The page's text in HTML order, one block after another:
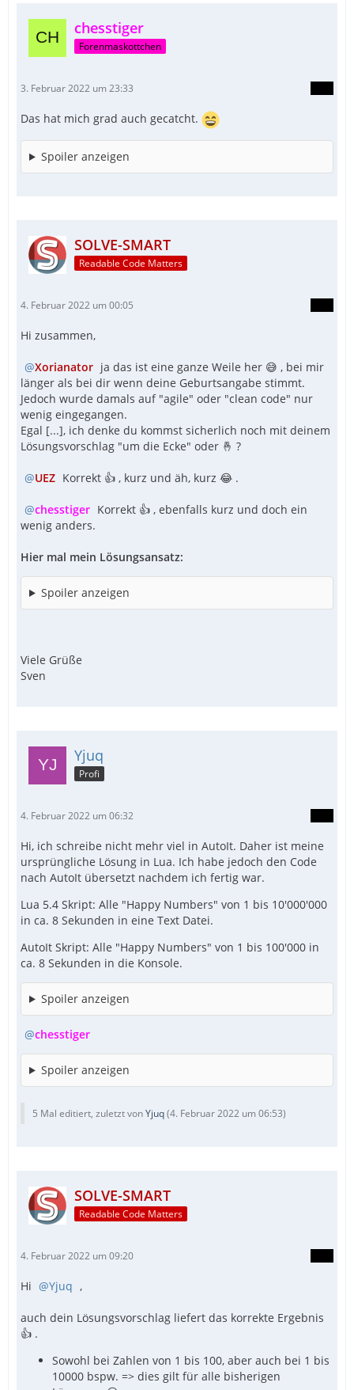
chesstiger
Forenmaskottchen
3. Februar 2022 um 23:33
Das hat mich grad auch gecatcht.
Spoiler anzeigen
SOLVE-SMART
Readable Code Matters
4. Februar 2022 um 00:05
Hi zusammen,
Xorianator ja das ist eine ganze Weile her 😅 , bei mir
länger als bei dir wenn deine Geburtsangabe stimmt.
Jedoch wurde damals auf "agile" oder "clean code" nur
wenig eingegangen.
Egal [...], ich denke du kommst sicherlich noch mit deinem
Lösungsvorschlag "um die Ecke" oder 🤞 ?
UEZ Korrekt 👍 , kurz und äh, kurz 😂 .
chesstiger Korrekt 👍 , ebenfalls kurz und doch ein
wenig anders.
Hier mal mein Lösungsansatz:
Spoiler anzeigen
Viele Grüße
Sven
Yjuq
Profi
4. Februar 2022 um 06:32
Hi, ich schreibe nicht mehr viel in AutoIt. Daher ist meine
ursprüngliche Lösung in Lua. Ich habe jedoch den Code
nach AutoIt übersetzt nachdem ich fertig war.
Lua 5.4 Skript: Alle "Happy Numbers" von 1 bis 10'000'000
in ca. 8 Sekunden in eine Text Datei.
AutoIt Skript: Alle "Happy Numbers" von 1 bis 100'000 in
ca. 8 Sekunden in die Konsole.
Spoiler anzeigen
chesstiger
Spoiler anzeigen
5 Mal editiert, zuletzt vonYjuq(4. Februar 2022 um 06:53)
SOLVE-SMART
Readable Code Matters
4. Februar 2022 um 09:20
Hi Yjuq ,
auch dein Lösungsvorschlag liefert das korrekte Ergebnis
👍 .
Sowohl bei Zahlen von 1 bis 100, aber auch bei 1 bis
10000 bspw. => dies gilt für alle bisherigen